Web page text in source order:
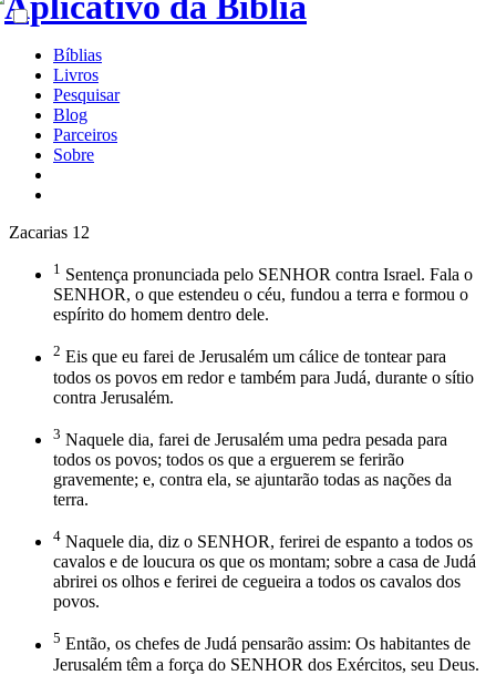
Bíblias
Livros
Pesquisar
Blog
Parceiros
Sobre
Zacarias 12
1 Sentença pronunciada pelo SENHOR contra Israel. Fala o
SENHOR, o que estendeu o céu, fundou a terra e formou o
espírito do homem dentro dele.
2 Eis que eu farei de Jerusalém um cálice de tontear para
todos os povos em redor e também para Judá, durante o sítio
contra Jerusalém.
3 Naquele dia, farei de Jerusalém uma pedra pesada para
todos os povos; todos os que a erguerem se ferirão
gravemente; e, contra ela, se ajuntarão todas as nações da
terra.
4 Naquele dia, diz o SENHOR, ferirei de espanto a todos os
cavalos e de loucura os que os montam; sobre a casa de Judá
abrirei os olhos e ferirei de cegueira a todos os cavalos dos
povos.
5 Então, os chefes de Judá pensarão assim: Os habitantes de
Jerusalém têm a força do SENHOR dos Exércitos, seu Deus.